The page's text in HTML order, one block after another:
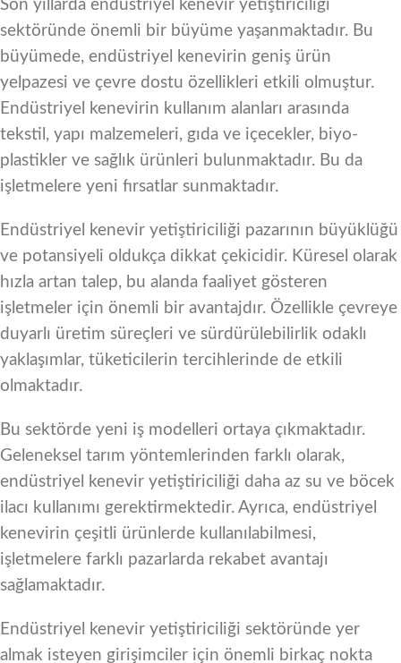
Son yıllarda endüstriyel kenevir yetiştiriciliği
sektöründe önemli bir büyüme yaşanmaktadır. Bu
büyümede, endüstriyel kenevirin geniş ürün
yelpazesi ve çevre dostu özellikleri etkili olmuştur.
Endüstriyel kenevirin kullanım alanları arasında
tekstil, yapı malzemeleri, gıda ve içecekler, biyo-
plastikler ve sağlık ürünleri bulunmaktadır. Bu da
işletmelere yeni fırsatlar sunmaktadır.
Endüstriyel kenevir yetiştiriciliği pazarının büyüklüğü
ve potansiyeli oldukça dikkat çekicidir. Küresel olarak
hızla artan talep, bu alanda faaliyet gösteren
işletmeler için önemli bir avantajdır. Özellikle çevreye
duyarlı üretim süreçleri ve sürdürülebilirlik odaklı
yaklaşımlar, tüketicilerin tercihlerinde de etkili
olmaktadır.
Bu sektörde yeni iş modelleri ortaya çıkmaktadır.
Geleneksel tarım yöntemlerinden farklı olarak,
endüstriyel kenevir yetiştiriciliği daha az su ve böcek
ilacı kullanımı gerektirmektedir. Ayrıca, endüstriyel
kenevirin çeşitli ürünlerde kullanılabilmesi,
işletmelere farklı pazarlarda rekabet avantajı
sağlamaktadır.
Endüstriyel kenevir yetiştiriciliği sektöründe yer
almak isteyen girişimciler için önemli birkaç nokta